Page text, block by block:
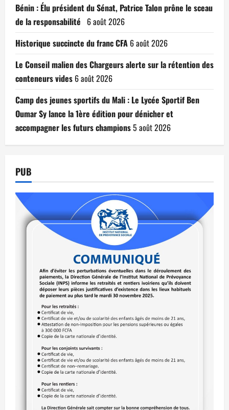
Bénin : Élu président du Sénat, Patrice Talon prône le sceau
de la responsabilité 6 août 2026
Historique succincte du franc CFA 6 août 2026
Le Conseil malien des Chargeurs alerte sur la rétention des
conteneurs vides 6 août 2026
Camp des jeunes sportifs du Mali : Le Lycée Sportif Ben
Oumar Sy lance la 1ère édition pour dénicher et
accompagner les futurs champions5 août 2026
PUB